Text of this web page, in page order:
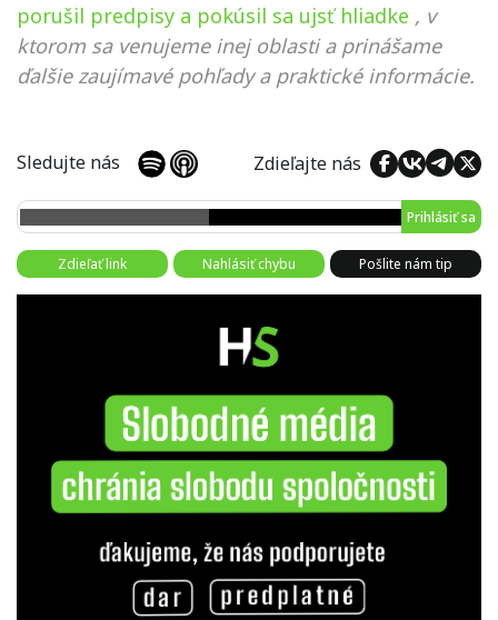
porušil predpisy a pokúsil sa ujsť hliadke , v
ktorom sa venujeme inej oblasti a prinášame
ďalšie zaujímavé pohľady a praktické informácie.
Sledujte nás Zdieľajte nás
Prihlásiť sa
Zdieľať link Nahlásiť chybu Pošlite nám tip